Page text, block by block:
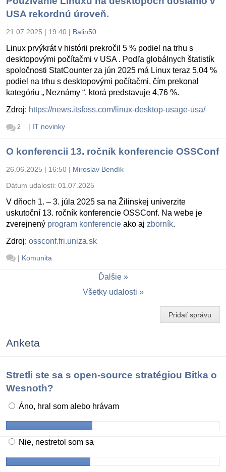
USA rekordnú úroveň.
21.07.2025 | 19:40 | Balin50
Linux prvýkrát v histórii prekročil 5 % podiel na trhu s
desktopovými počítačmi v USA . Podľa globálnych štatistík
spoločnosti StatCounter za jún 2025 má Linux teraz 5,04 %
podiel na trhu s desktopovými počítačmi, čím prekonal
kategóriu „ Neznámy “, ktorá predstavuje 4,76 %.
Zdroj: https://news.itsfoss.com/linux-desktop-usage-usa/
2 | IT novinky
O konferencii 13. ročník konferencie OSSConf
26.06.2025 | 16:50 | Miroslav Bendík
Dátum udalosti: 01.07.2025
V dňoch 1. – 3. júla 2025 sa na Žilinskej univerzite
uskutoční 13. ročník konferencie OSSConf. Na webe je
zverejnený program konferencie ako aj zborník.
Zdroj: ossconf.fri.uniza.sk
| Komunita
Ďalšie
Všetky udalosti
Pridať správu
Anketa
Stretli ste sa s open-source stratégiou Bitka o
Wesnoth?
Áno, hral som alebo hrávam
Nie, nestretol som sa